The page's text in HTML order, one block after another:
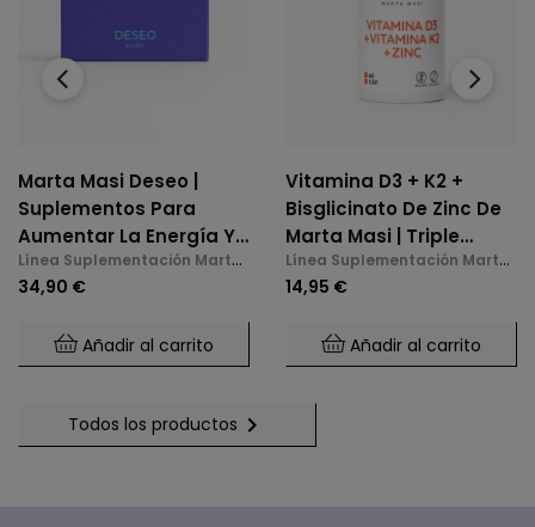
Marta Masi Deseo |
Suplementos Para
Aumentar La Energía Y
La Libido En La
Menopausia
Línea Suplementación Marta
Masi
34,90 €
Añadir al carrito
Vitamina D3 + K2 +
Bisglicinato De Zinc De
Marta Masi | Triple
Acción: Huesos,
Inmunidad Y Bienestar
Línea Suplementación Marta
Masi
14,95 €
Añadir al carrito
‹ ›
Todos los productos 